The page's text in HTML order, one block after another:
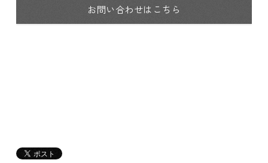
お問い合わせはこちら